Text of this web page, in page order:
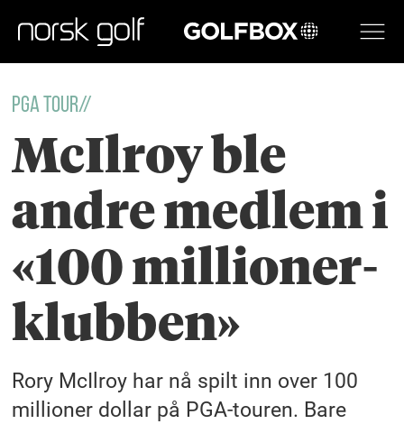
GOLFBOX
PGA TOUR//
McIlroy ble
andre medlem i
«100 millioner-
klubben»
Rory McIlroy har nå spilt inn over 100
millioner dollar på PGA-touren. Bare